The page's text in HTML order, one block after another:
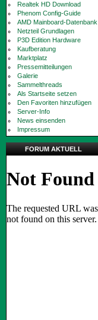
Realtek HD Download
Phenom Config-Guide
AMD Mainboard-Datenbank
Netzteil Grundlagen
P3D Edition Hardware
Kaufberatung
Marktplatz
Pressemitteilungen
Galerie
Sammelthreads
Als Startseite setzen
Den Favoriten hinzufügen
Server-Info
News einsenden
Impressum
FORUM AKTUELL